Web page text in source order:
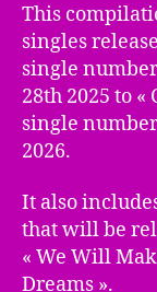
This
singles
single
28th 2025 to «
single
2026.
It also
that will be
« We Will
Dreams ».